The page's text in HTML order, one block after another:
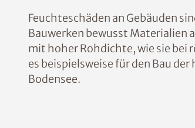
Feuchteschäden an Gebäuden
Bauwerken bewusst Materialien
mit hoher Rohdichte, wie sie bei
es beispielsweise für den Bau
Bodensee.